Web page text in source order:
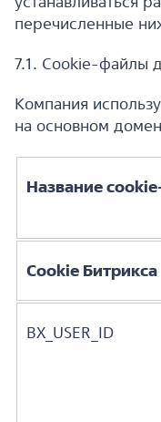
перечисленные
7.1. Cookie-файлы
Компания
на основном
Название
Cookie Битрикса
BX_USER_ID